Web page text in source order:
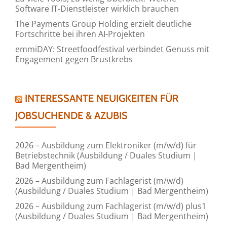
Software IT-Dienstleister wirklich brauchen
The Payments Group Holding erzielt deutliche
Fortschritte bei ihren AI-Projekten
emmiDAY: Streetfoodfestival verbindet Genuss mit
Engagement gegen Brustkrebs
INTERESSANTE NEUIGKEITEN FÜR
JOBSUCHENDE & AZUBIS
2026 – Ausbildung zum Elektroniker (m/w/d) für
Betriebstechnik (Ausbildung / Duales Studium |
Bad Mergentheim)
2026 – Ausbildung zum Fachlagerist (m/w/d)
(Ausbildung / Duales Studium | Bad Mergentheim)
2026 – Ausbildung zum Fachlagerist (m/w/d) plus1
(Ausbildung / Duales Studium | Bad Mergentheim)